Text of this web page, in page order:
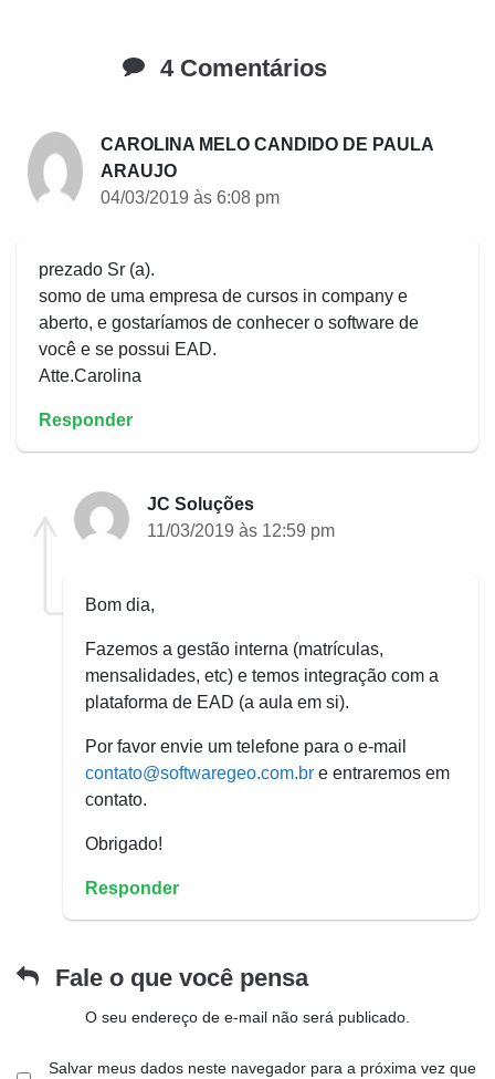
4 Comentários
CAROLINA MELO CANDIDO DE PAULA
ARAUJO
04/03/2019 às 6:08 pm
prezado Sr (a).
somo de uma empresa de cursos in company e
aberto, e gostaríamos de conhecer o software de
você e se possui EAD.
Atte.Carolina
Responder
JC Soluções
11/03/2019 às 12:59 pm
Bom dia,
Fazemos a gestão interna (matrículas,
mensalidades, etc) e temos integração com a
plataforma de EAD (a aula em si).
Por favor envie um telefone para o e-mail
contato@softwaregeo.com.bre entraremos em
contato.
Obrigado!
Responder
Fale o que você pensa
O seu endereço de e-mail não será publicado.
Salvar meus dados neste navegador para a próxima vez que